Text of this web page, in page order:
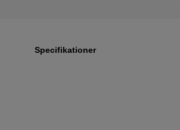
Specifikationer